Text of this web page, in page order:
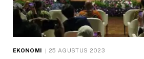
EKONOMI 25 AGUSTUS 2023